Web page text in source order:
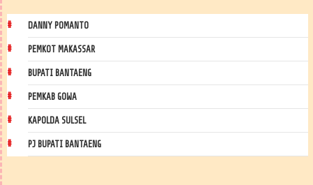
DANNY POMANTO
PEMKOT MAKASSAR
BUPATI BANTAENG
PEMKAB GOWA
KAPOLDA SULSEL
PJ BUPATI BANTAENG